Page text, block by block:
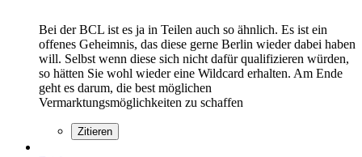
Bei der BCL ist es ja in Teilen auch so ähnlich. Es ist ein
offenes Geheimnis, das diese gerne Berlin wieder dabei haben
will. Selbst wenn diese sich nicht dafür qualifizieren würden,
so hätten Sie wohl wieder eine Wildcard erhalten. Am Ende
geht es darum, die best möglichen
Vermarktungsmöglichkeiten zu schaffen
Zitieren